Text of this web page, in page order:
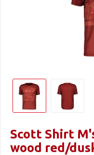
Scott Shirt
wood red/